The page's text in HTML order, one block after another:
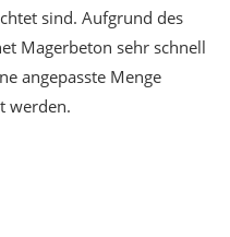
sind. Aufgrund des
Magerbeton sehr schnell
angepasste Menge
werden.